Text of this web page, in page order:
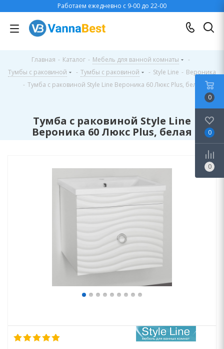
Работаем ежедневно с 9-00 до 22-00
Главная - Каталог - Мебель для ванной комнаты
-
Тумбы с раковиной
- Тумбы с раковиной - Style Line - Вероника
- Тумба с раковиной Style Line Вероника 60 Люкс Plus, белая
Тумба с раковиной Style Line
Вероника 60 Люкс Plus, белая
0
0
0